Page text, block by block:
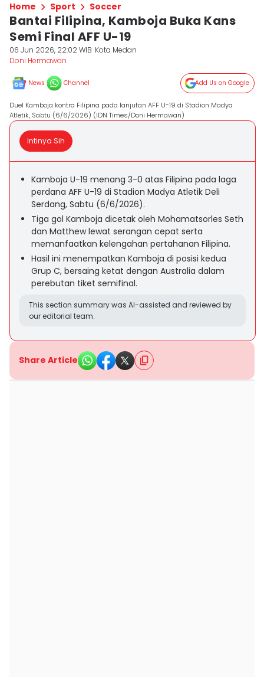
Home Sport Soccer
Bantai Filipina, Kamboja Buka Kans
Semi Final AFF U-19
06 Jun 2026, 22:02 WIB Kota Medan
Doni Hermawan
News Channel Add Us on Google
Duel Kamboja kontra Filipina pada lanjutan AFF U-19 di Stadion Madya
Atletik, Sabtu (6/6/2026) (IDN Times/Doni Hermawan)
Intinya Sih
Kamboja U-19 menang 3-0 atas Filipina pada laga
perdana AFF U-19 di Stadion Madya Atletik Deli
Serdang, Sabtu (6/6/2026).
Tiga gol Kamboja dicetak oleh Mohamatsorles Seth
dan Matthew lewat serangan cepat serta
memanfaatkan kelengahan pertahanan Filipina.
Hasil ini menempatkan Kamboja di posisi kedua
Grup C, bersaing ketat dengan Australia dalam
perebutan tiket semifinal.
This section summary was AI-assisted and reviewed by
our editorial team.
Share Article